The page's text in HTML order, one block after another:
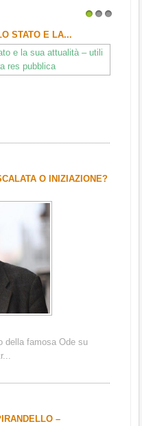
STATO E LA...
O INIZIAZIONE?
della famosa Ode su
–